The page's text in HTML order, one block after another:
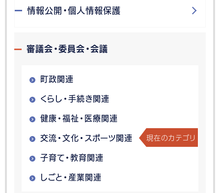
情報公開・個人情報保護
審議会・委員会・会議
町政関連
くらし・手続き関連
健康・福祉・医療関連
交流・文化・スポーツ関連 現在のカテゴリ
子育て・教育関連
しごと・産業関連